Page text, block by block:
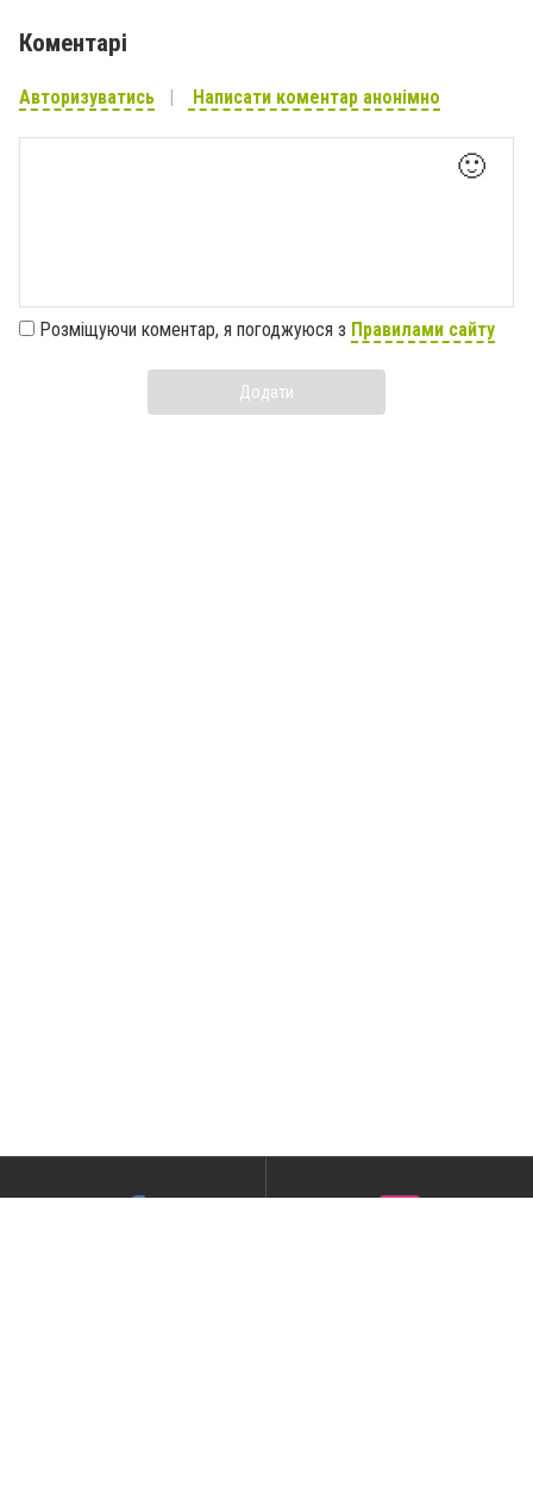
Коментарі
Авторизуватись Написати коментар анонімно
🙂
Розміщуючи коментар, я погоджуюся з Правилами сайту
Додати